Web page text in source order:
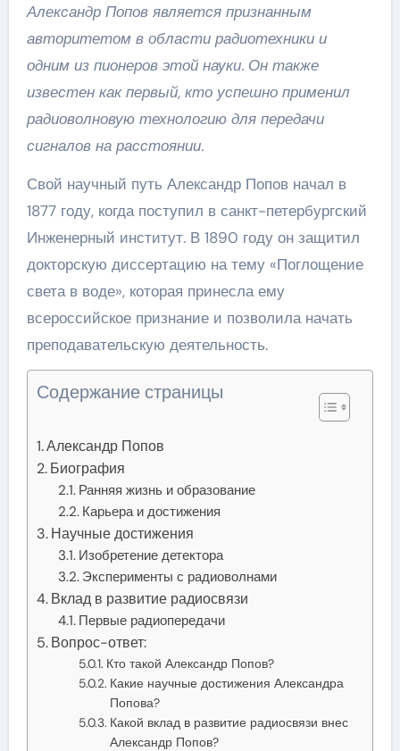
Александр Попов является признанным
авторитетом в области радиотехники и
одним из пионеров этой науки. Он также
известен как первый, кто успешно применил
радиоволновую технологию для передачи
сигналов на расстоянии.
Свой научный путь Александр Попов начал в
1877 году, когда поступил в санкт-петербургский
Инженерный институт. В 1890 году он защитил
докторскую диссертацию на тему «Поглощение
света в воде», которая принесла ему
всероссийское признание и позволила начать
преподавательскую деятельность.
Содержание страницы
Александр Попов
Биография
Ранняя жизнь и образование
Карьера и достижения
Научные достижения
Изобретение детектора
Эксперименты с радиоволнами
Вклад в развитие радиосвязи
Первые радиопередачи
Вопрос-ответ:
Кто такой Александр Попов?
Какие научные достижения Александра
Попова?
Какой вклад в развитие радиосвязи внес
Александр Попов?